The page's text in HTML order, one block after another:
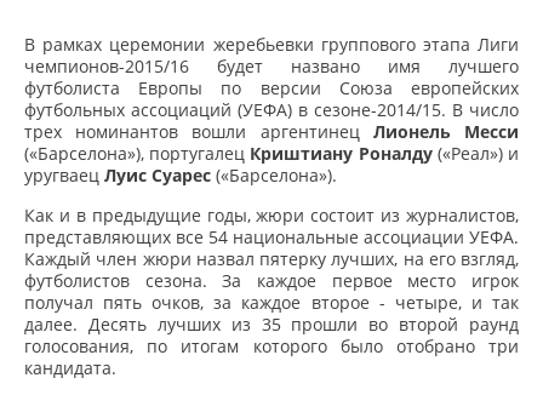
В рамках церемонии жеребьевки группового этапа Лиги
чемпионов-2015/16 будет названо имя лучшего
футболиста Европы по версии Союза европейских
футбольных ассоциаций (УЕФА) в сезоне-2014/15. В число
трех номинантов вошли аргентинец Лионель Месси
(«Барселона»), португалец Криштиану Роналду(«Реал») и
уругваец Луис Суарес («Барселона»).
Как и в предыдущие годы, жюри состоит из журналистов,
представляющих все 54 национальные ассоциации УЕФА.
Каждый член жюри назвал пятерку лучших, на его взгляд,
футболистов сезона. За каждое первое место игрок
получал пять очков, за каждое второе - четыре, и так
далее. Десять лучших из 35 прошли во второй раунд
голосования, по итогам которого было отобрано три
кандидата.